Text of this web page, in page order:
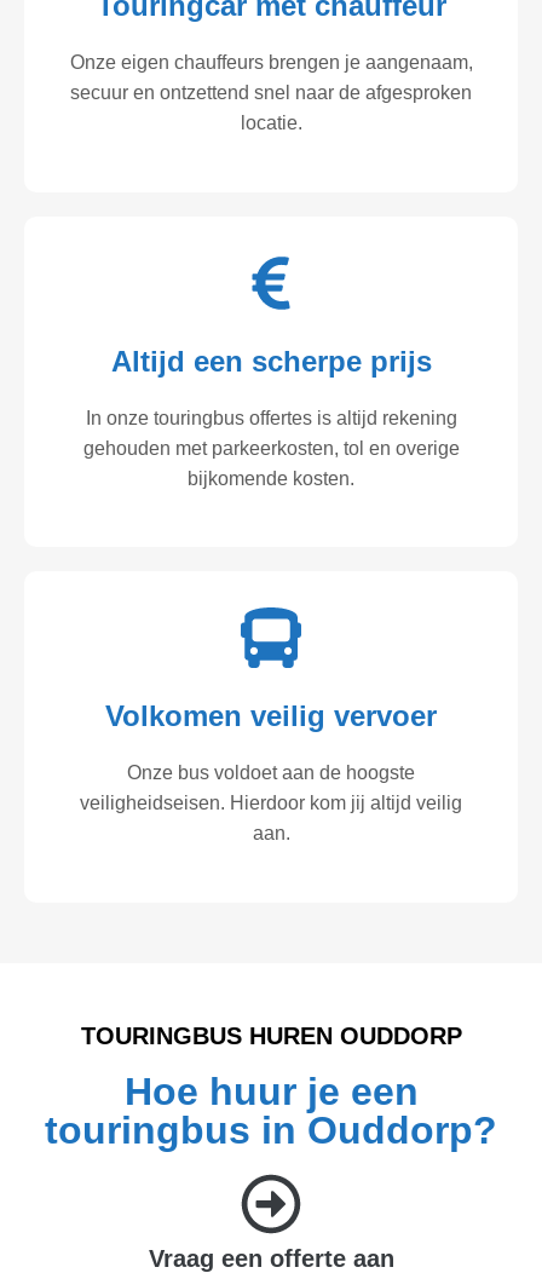
Onze eigen chauffeurs brengen je aangenaam,
secuur en ontzettend snel naar de afgesproken
locatie.
Altijd een scherpe prijs
In onze touringbus offertes is altijd rekening
gehouden met parkeerkosten, tol en overige
bijkomende kosten.
Volkomen veilig vervoer
Onze bus voldoet aan de hoogste
veiligheidseisen. Hierdoor kom jij altijd veilig
aan.
TOURINGBUS HUREN OUDDORP
Hoe huur je een
touringbus in Ouddorp?
Vraag een offerte aan